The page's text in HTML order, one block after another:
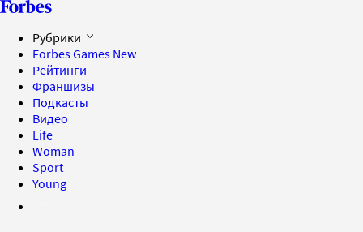
Рубрики
Forbes Games New
Рейтинги
Франшизы
Подкасты
Видео
Life
Woman
Sport
Young